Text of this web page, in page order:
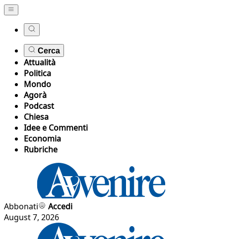
Cerca
Attualità
Politica
Mondo
Agorà
Podcast
Chiesa
Idee e Commenti
Economia
Rubriche
Abbonati
Accedi
August 7, 2026